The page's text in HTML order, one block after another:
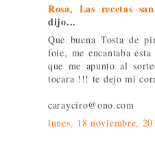
Rosa, Las recetas
dijo...
Que buena Tosta de
foie, me encantaba
que me apunto al
tocara !!! te dejo mi
carayciro@ono.com
lunes, 18 noviembre,